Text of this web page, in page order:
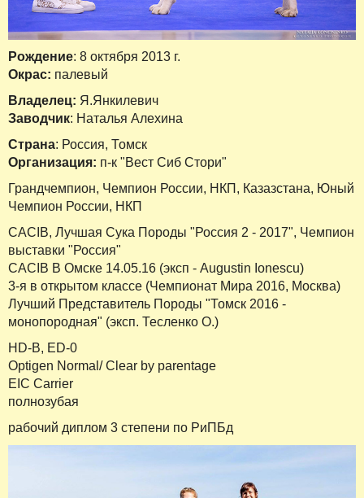
Рождение: 8 октября 2013 г.
Окрас: палевый
Владелец: Я.Янкилевич
Заводчик: Наталья Алехина
Страна: Россия, Томск
Организация: п-к "Вест Сиб Стори"
Грандчемпион, Чемпион России, НКП, Казазстана, Юный
Чемпион России, НКП
CACIB, Лучшая Сука Породы "Россия 2 - 2017", Чемпион
выставки "Россия"
CACIB В Омске 14.05.16 (эксп - Augustin Ionescu)
3-я в открытом классе (Чемпионат Мира 2016, Москва)
Лучший Представитель Породы "Томск 2016 -
монопородная" (эксп. Тесленко О.)
HD-B, ED-0
Optigen Normal/ Clear by parentage
EIC Carrier
полнозубая
рабочий диплом 3 степени по РиПБд